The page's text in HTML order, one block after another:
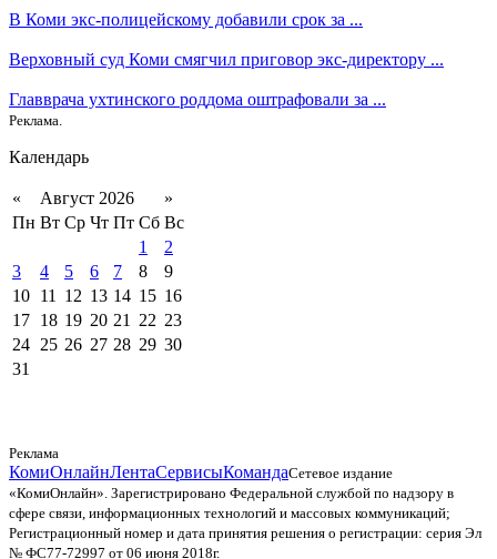
В Коми экс-полицейскому добавили срок за ...
Верховный суд Коми смягчил приговор экс-директору ...
Главврача ухтинского роддома оштрафовали за ...
Реклама.
Календарь
« Август 2026
»
Пн Вт Ср Чт Пт Сб Вс
1
2
3
4 5 6 7 8
9
10 11 12 13 14 15 16
17 18 19 20 21 22 23
24 25 26 27 28 29 30
31
Реклама
КомиОнлайнЛентаСервисыКомандаСетевое издание
«КомиОнлайн». Зарегистрировано Федеральной службой по надзору в
сфере связи, информационных технологий и массовых коммуникаций;
Регистрационный номер и дата принятия решения о регистрации: серия Эл
№ ФС77-72997 от 06 июня 2018г.